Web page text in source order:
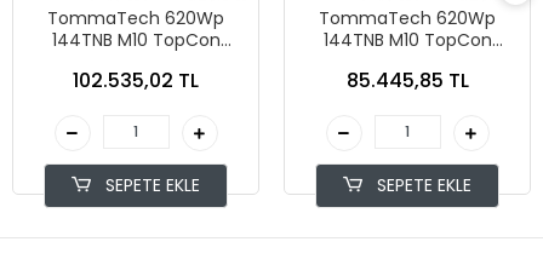
TommaTech 620Wp
144TNB M10 TopCon
Paneli (12 Adet)
102.535,02 TL
SEPETE EKLE
TommaTech 620Wp
144TNB M10 TopCon
Paneli (10 Adet)
85.445,85 TL
SEPETE EKLE